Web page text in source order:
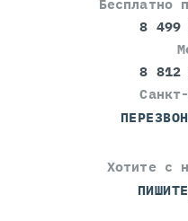
Бесплатно
8 499
8 812
Хотите с